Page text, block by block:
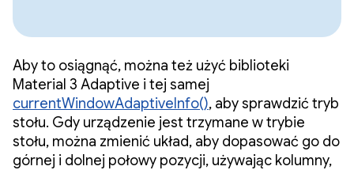
Aby to osiągnąć, można też użyć biblioteki
Material 3 Adaptive i tej samej
currentWindowAdaptiveInfo(), aby sprawdzić tryb
stołu. Gdy urządzenie jest trzymane w trybie
stołu, można zmienić układ, aby dopasować go do
górnej i dolnej połowy pozycji, używając kolumny,